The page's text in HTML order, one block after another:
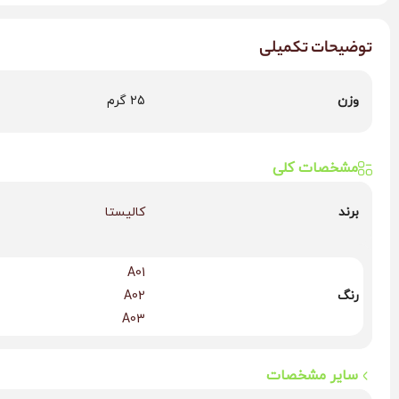
توضیحات تکمیلی
وزن 25 گرم
مشخصات کلی
برند کالیستا
رنگ
A01
A02
A03
سایر مشخصات